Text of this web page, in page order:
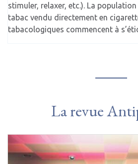
stimuler, relaxer, etc.). La
tabac vendu directement en
tabacologiques commencent à
La revue